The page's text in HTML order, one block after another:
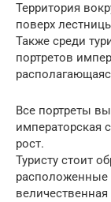
Территория
поверх
Также среди
портретов
Все портреты
императорская
рост.
Туристу стоит
расположенные